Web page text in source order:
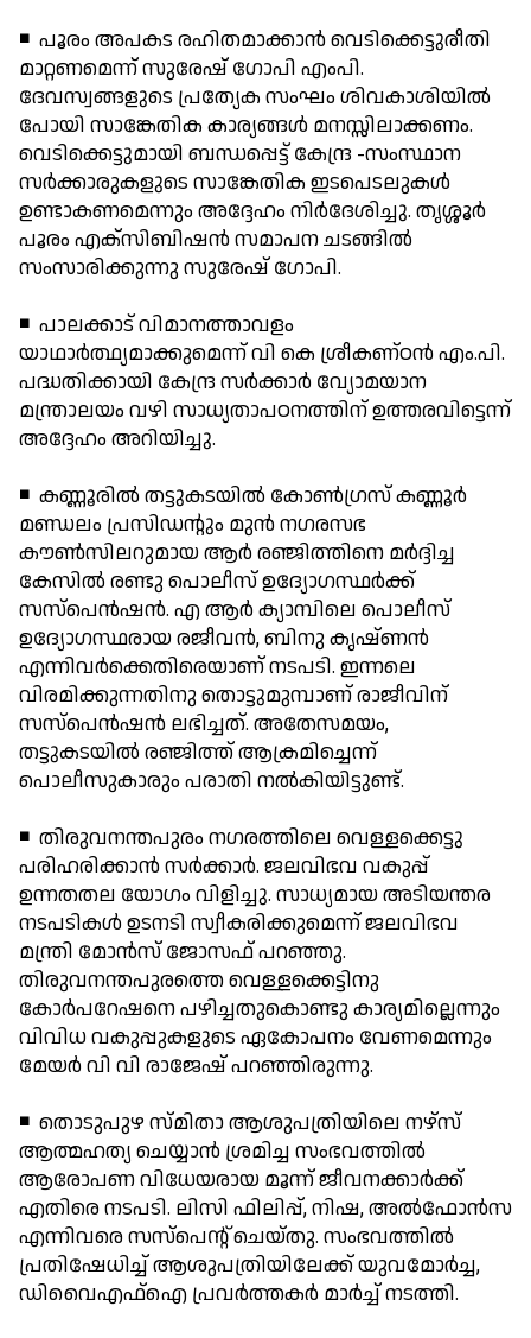
◾ പൂരം അപകട രഹിതമാക്കാന്‍ വെടിക്കെട്ടുരീതി
മാറ്റണമെന്ന് സുരേഷ് ഗോപി എംപി.
ദേവസ്വങ്ങളുടെ പ്രത്യേക സംഘം ശിവകാശിയില്‍
പോയി സാങ്കേതിക കാര്യങ്ങള്‍ മനസ്സിലാക്കണം.
വെടിക്കെട്ടുമായി ബന്ധപ്പെട്ട് കേന്ദ്ര -സംസ്ഥാന
സര്‍ക്കാരുകളുടെ സാങ്കേതിക ഇടപെടലുകള്‍
ഉണ്ടാകണമെന്നും അദ്ദേഹം നിര്‍ദേശിച്ചു. തൃശ്ശൂര്‍
പൂരം എക്സിബിഷന്‍ സമാപന ചടങ്ങില്‍
സംസാരിക്കുന്നു സുരേഷ് ഗോപി.
◾ പാലക്കാട് വിമാനത്താവളം
യാഥാര്‍ത്ഥ്യമാക്കുമെന്ന് വി കെ ശ്രീകണ്ഠന്‍ എം.പി.
പദ്ധതിക്കായി കേന്ദ്ര സര്‍ക്കാര്‍ വ്യോമയാന
മന്ത്രാലയം വഴി സാധ്യതാപഠനത്തിന് ഉത്തരവിട്ടെന്ന്
അദ്ദേഹം അറിയിച്ചു.
◾ കണ്ണൂരില്‍ തട്ടുകടയില്‍ കോണ്‍ഗ്രസ് കണ്ണൂര്‍
മണ്ഡലം പ്രസിഡന്റും മുന്‍ നഗരസഭ
കൗണ്‍സിലറുമായ ആര്‍ രഞ്ജിത്തിനെ മര്‍ദ്ദിച്ച
കേസില്‍ രണ്ടു പൊലീസ് ഉദ്യോഗസ്ഥര്‍ക്ക്
സസ്പെന്‍ഷന്‍. എ ആര്‍ ക്യാമ്പിലെ പൊലീസ്
ഉദ്യോഗസ്ഥരായ രജീവന്‍, ബിനു കൃഷ്ണന്‍
എന്നിവര്‍ക്കെതിരെയാണ് നടപടി. ഇന്നലെ
വിരമിക്കുന്നതിനു തൊട്ടുമുമ്പാണ് രാജീവിന്
സസ്പെന്‍ഷന്‍ ലഭിച്ചത്. അതേസമയം,
തട്ടുകടയില്‍ രഞ്ജിത്ത് ആക്രമിച്ചെന്ന്
പൊലീസുകാരും പരാതി നല്‍കിയിട്ടുണ്ട്.
◾ തിരുവനന്തപുരം നഗരത്തിലെ വെള്ളക്കെട്ടു
പരിഹരിക്കാന്‍ സര്‍ക്കാര്‍. ജലവിഭവ വകുപ്പ്
ഉന്നതതല യോഗം വിളിച്ചു. സാധ്യമായ അടിയന്തര
നടപടികള്‍ ഉടനടി സ്വീകരിക്കുമെന്ന് ജലവിഭവ
മന്ത്രി മോന്‍സ് ജോസഫ് പറഞ്ഞു.
തിരുവനന്തപുരത്തെ വെള്ളക്കെട്ടിനു
കോര്‍പറേഷനെ പഴിച്ചതുകൊണ്ടു കാര്യമില്ലെന്നും
വിവിധ വകുപ്പുകളുടെ ഏകോപനം വേണമെന്നും
മേയര്‍ വി വി രാജേഷ് പറഞ്ഞിരുന്നു.
◾ തൊടുപുഴ സ്മിതാ ആശുപത്രിയിലെ നഴ്സ്
ആത്മഹത്യ ചെയ്യാന്‍ ശ്രമിച്ച സംഭവത്തില്‍
ആരോപണ വിധേയരായ മൂന്ന് ജീവനക്കാര്‍ക്ക്
എതിരെ നടപടി. ലിസി ഫിലിപ്പ്, നിഷ, അല്‍ഫോന്‍സ
എന്നിവരെ സസ്പെന്റ് ചെയ്തു. സംഭവത്തില്‍
പ്രതിഷേധിച്ച് ആശുപത്രിയിലേക്ക് യുവമോര്‍ച്ച,
ഡിവൈഎഫ്ഐ പ്രവര്‍ത്തകര്‍ മാര്‍ച്ച് നടത്തി.